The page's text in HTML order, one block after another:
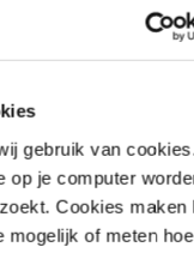
gebruik van
op je computer
Cookies maken
mogelijk of meten hoe